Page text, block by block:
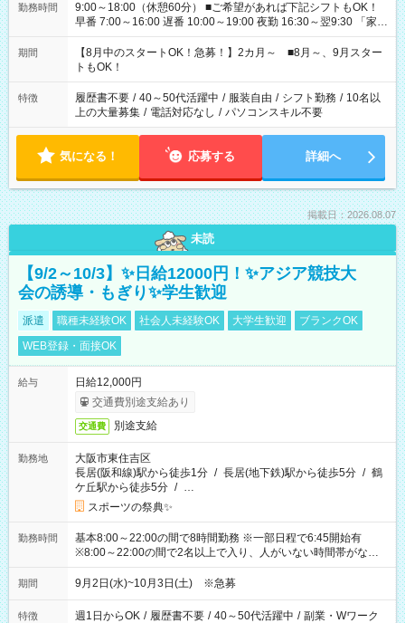
勤務時間
9:00～18:00（休憩60分） ■ご希望があれば下記シフトもOK！
早番 7:00～16:00 遅番 10:00～19:00 夜勤 16:30～翌9:30 「家族
と休みを合わせたい」 「余裕を持って夕飯の準備がしたい」
「できれば残業はしたくない」 など、ご希望を教えてください
ね。 ※Wワーク希望の方へ 今ご覧のお仕事で希望する勤務時間
と、もう1つのお仕事の勤務時間。 合計で週40時間を超える場
合は応募できません。
期間
【8月中のスタートOK！急募！】2カ月～ ■8月～、9月スター
トもOK！
特徴 履歴書不要 / 40～50代活躍中 / 服装自由 / シフト勤務 / 10名以
上の大量募集 / 電話対応なし / パソコンスキル不要
気になる！ 応募する 詳細へ
掲載日：2026.08.07
未読
【9/2～10/3】✨日給12000円！✨アジア競技大
会の誘導・もぎり✨学生歓迎
派遣 職種未経験OK 社会人未経験OK 大学生歓迎
ブランクOK
WEB登録・面接OK
給与
日給12,000円
交通費別途支給あり
交通費 別途支給
勤務地
大阪市東住吉区
長居(阪和線)駅から徒歩1分 / 長居(地下鉄)駅から徒歩5分 / 鶴
ケ丘駅から徒歩5分 / …
スポーツの祭典✨
勤務時間
基本8:00～22:00の間で8時間勤務 ※一部日程で6:45開始有
※8:00～22:00の間で2名以上で入り、人がいない時間帯がない
ように相方と時間を分け合うイメージです
期間 9月2日(水)~10月3日(土) ※急募
特徴 週1日からOK / 履歴書不要 / 40～50代活躍中 / 副業・Wワーク